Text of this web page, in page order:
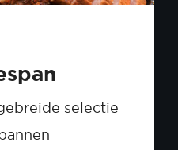
selectie